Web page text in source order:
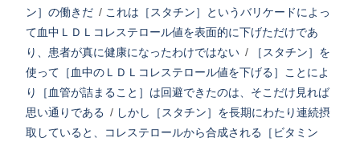
ン］の働きだ / これは［スタチン］というバリケードによっ
て血中ＬＤＬコレステロール値を表面的に下げただけであ
り、患者が真に健康になったわけではない /
［スタチン］を
使って［血中のＬＤＬコレステロール値を下げる］ことによ
り［血管が詰まること］は回避できたのは、そこだけ見れば
思い通りである / しかし［スタチン］を長期にわたり連続摂
取していると、コレステロールから合成される［ビタミン